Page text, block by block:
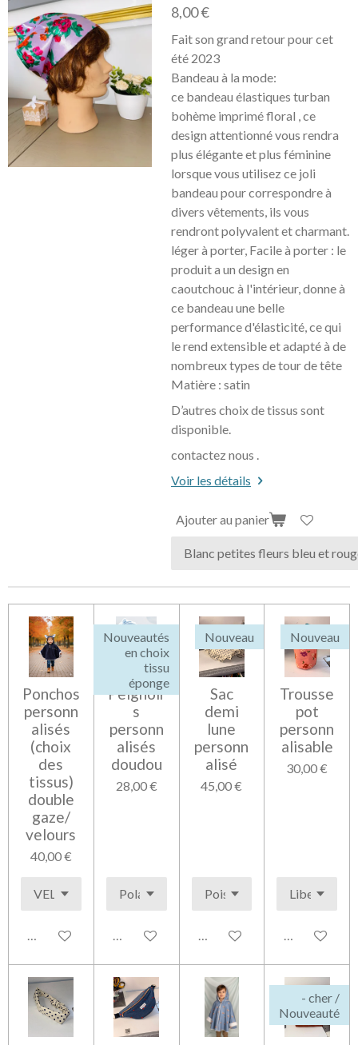
8,00 €
Fait son grand retour pour cet
été 2023
Bandeau à la mode:
ce bandeau élastiques turban
bohème imprimé floral , ce
design attentionné vous rendra
plus élégante et plus féminine
lorsque vous utilisez ce joli
bandeau pour correspondre à
divers vêtements, ils vous
rendront polyvalent et charmant.
léger à porter, Facile à porter : le
produit a un design en
caoutchouc à l'intérieur, donne à
ce bandeau une belle
performance d'élasticité, ce qui
le rend extensible et adapté à de
nombreux types de tour de tête
Matière : satin
D’autres choix de tissus sont
disponible.
contactez nous .
Voir les détails
Ajouter au panier
Ponchos
personn
alisés
(choix
des
tissus)
double
gaze/
velours
40,00 €
Voir les détails
Nouveautés
en choix
tissu
éponge
Peignoir
s
personn
alisés
doudou
28,00 €
Voir les détails
Nouveau
Sac
demi
lune
personn
alisé
45,00 €
Voir les détails
Nouveau
Trousse
pot
personn
alisable
30,00 €
Voir les
- cher /
Nouveauté